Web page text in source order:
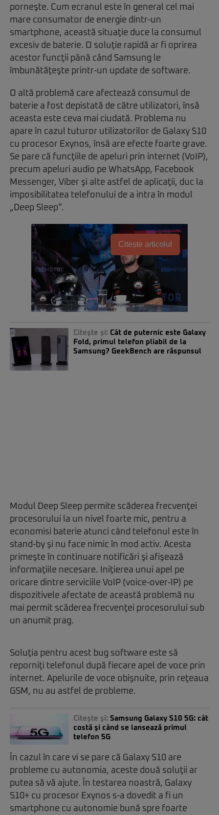
porneşte. Cum ecranul este în general cel mai
mare consumator de energie dintr-un
smartphone, această situaţie duce la consumul
excesiv de baterie. O soluţie rapidă ar fi oprirea
acestor funcţii până când Samsung le
îmbunătăţeşte printr-un update de software.
O altă problemă care afectează consumul de
baterie a fost depistată de către utilizatori, însă
aceasta este ceva mai ciudată. Problema nu
apare în cazul tuturor utilizatorilor de Galaxy S10
cu procesor Exynos, însă are efecte foarte grave.
Se pare că funcţiile de apeluri prin internet (VoIP),
precum apeluri audio pe WhatsApp, Facebook
Messenger, Viber şi alte astfel de aplicaţii, duc la
imposibilitatea telefonului de a intra în modul
„Deep Sleep”.
Citește articolul
Citeşte şi: Cât de puternic este Galaxy
Fold, primul telefon pliabil de la
Samsung? GeekBench are răspunsul
Modul Deep Sleep permite scăderea frecvenţei
procesorului la un nivel foarte mic, pentru a
economisi baterie atunci când telefonul este în
stand-by şi nu face nimic în mod activ. Acesta
primeşte în continuare notificări şi afişează
informaţiile necesare. Iniţierea unui apel pe
oricare dintre serviciile VoIP (voice-over-IP) pe
dispozitivele afectate de această problemă nu
mai permit scăderea frecvenţei procesorului sub
un anumit prag.
Soluţia pentru acest bug software este să
reporniţi telefonul după fiecare apel de voce prin
internet. Apelurile de voce obişnuite, prin reţeaua
GSM, nu au astfel de probleme.
Citeşte şi: Samsung Galaxy S10 5G: cât
costă şi când se lansează primul
telefon 5G
În cazul în care vi se pare că Galaxy S10 are
probleme cu autonomia, aceste două soluţii ar
putea să vă ajute. În testarea noastră, Galaxy
S10+ cu procesor Exynos s-a dovedit a fi un
smartphone cu autonomie bună spre foarte